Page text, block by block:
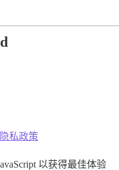
隐私政策
以获得最佳体验